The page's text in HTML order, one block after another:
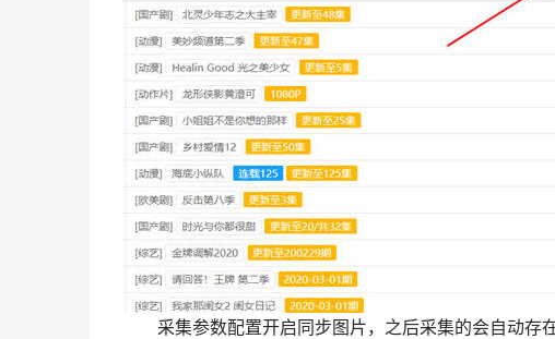
采集参数配置开启同步图片，之后采集的会自动存